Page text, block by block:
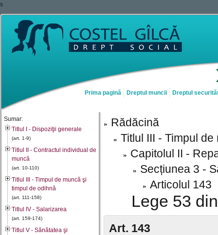
s
Prima pagină Dreptul muncii Dreptul
Sumar:
Titlul I - Dispoziţii generale
(art. 1-9)
Titlul II - Contractul individual de
muncă
(art. 10-110)
Titlul III - Timpul de muncă şi
timpul de odihnă
(art. 111-158)
Titlul IV - Salarizarea
(art. 159-174)
Titlul V - Sănătatea şi
Rădăcină
Titlul III - Timpul
Capitolul II -
Secțiunea 3 -
Articolul 143
Lege 53
Art. 143